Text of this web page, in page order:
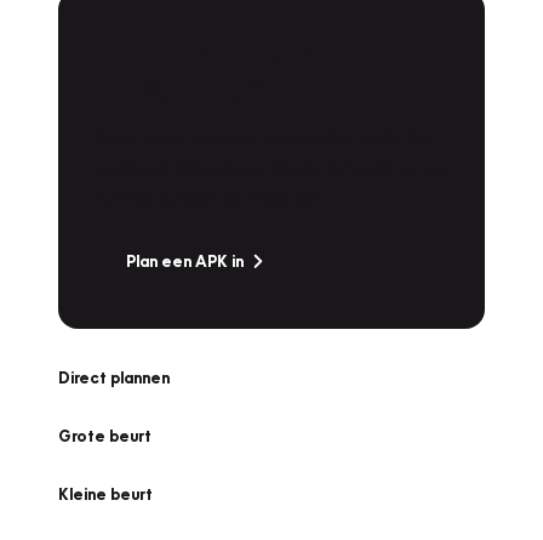
Plan een APK in
Direct plannen
Grote beurt
Kleine beurt